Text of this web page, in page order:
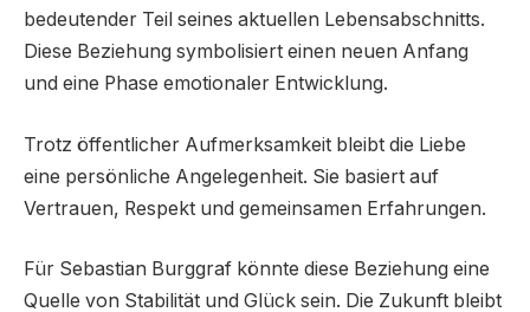
bedeutender Teil seines aktuellen Lebensabschnitts.
Diese Beziehung symbolisiert einen neuen Anfang
und eine Phase emotionaler Entwicklung.
Trotz öffentlicher Aufmerksamkeit bleibt die Liebe
eine persönliche Angelegenheit. Sie basiert auf
Vertrauen, Respekt und gemeinsamen Erfahrungen.
Für Sebastian Burggraf könnte diese Beziehung eine
Quelle von Stabilität und Glück sein. Die Zukunft bleibt